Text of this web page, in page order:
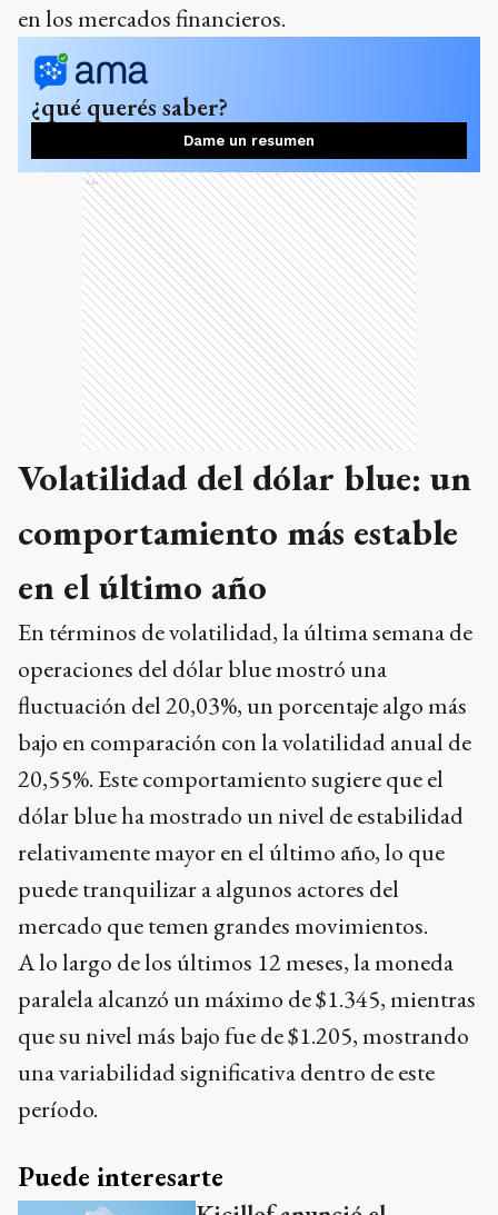
en los mercados financieros.
¿qué querés saber?
Dame un resumen
Ads
Volatilidad del dólar blue: un
comportamiento más estable
en el último año
En términos de volatilidad, la última semana de
operaciones del dólar blue mostró una
fluctuación del 20,03%, un porcentaje algo más
bajo en comparación con la volatilidad anual de
20,55%. Este comportamiento sugiere que el
dólar blue ha mostrado un nivel de estabilidad
relativamente mayor en el último año, lo que
puede tranquilizar a algunos actores del
mercado que temen grandes movimientos.
A lo largo de los últimos 12 meses, la moneda
paralela alcanzó un máximo de $1.345, mientras
que su nivel más bajo fue de $1.205, mostrando
una variabilidad significativa dentro de este
período.
Puede interesarte